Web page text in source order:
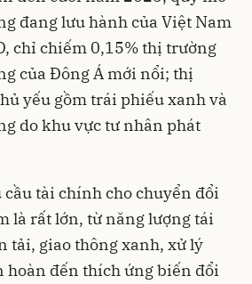
đang lưu hành của Việt Nam
chỉ chiếm 0,15% thị trường
của Đông Á mới nổi; thị
yếu gồm trái phiếu xanh và
do khu vực tư nhân phát
tài chính cho chuyển đổi
là rất lớn, từ năng lượng tái
tải, giao thông xanh, xử lý
hoàn đến thích ứng biến đổi